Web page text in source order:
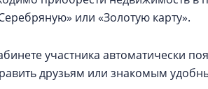
или «Золотую карту».
участника автоматически
друзьям или знакомым